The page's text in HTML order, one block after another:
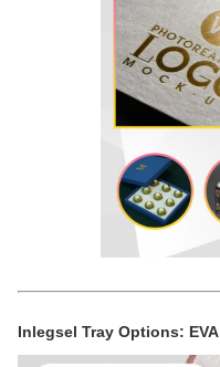
Inlegsel Tray Options: